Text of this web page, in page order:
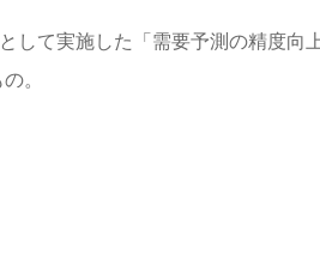
して実施した「需要予測の精度向
。